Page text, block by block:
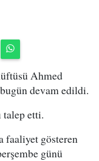
Ahmed
devam edildi.
talep etti.
faaliyet gösteren
günü